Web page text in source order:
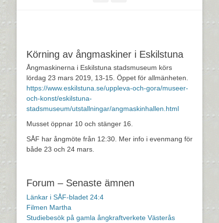
Körning av ångmaskiner i Eskilstuna
Ångmaskinerna i Eskilstuna stadsmuseum körs
lördag 23 mars 2019, 13-15. Öppet för allmänheten.
https://www.eskilstuna.se/uppleva-och-gora/museer-
och-konst/eskilstuna-
stadsmuseum/utstallningar/angmaskinhallen.html
Musset öppnar 10 och stänger 16.
SÅF har ångmöte från 12:30. Mer info i evenmang för
både 23 och 24 mars.
Forum – Senaste ämnen
Länkar i SÅF-bladet 24:4
Filmen Martha
Studiebesök på gamla ångkraftverkete Västerås